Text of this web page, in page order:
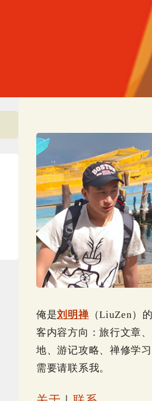
俺是刘明禅（LiuZen）
客内容方向：旅行文章
地、游记攻略、禅修学
需要请联系我。